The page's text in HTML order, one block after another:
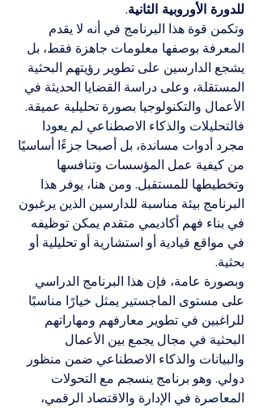
للدورة الأوروبية الثانية.
وتكمن قوة هذا البرنامج في أنه لا يقدم
المعرفة بوصفها معلومات جاهزة فقط، بل
يشجع الدارسين على تطوير رؤيتهم البحثية
المستقلة، وعلى دراسة القضايا الحديثة في
الأعمال والتكنولوجيا بصورة تحليلية عميقة.
فالتحليلات والذكاء الاصطناعي لم يعودا
مجرد أدوات مساندة، بل أصبحا جزءًا أساسيًا
من كيفية عمل المؤسسات وتنافسها
وتخطيطها للمستقبل. ومن هنا، يوفر هذا
البرنامج بيئة مناسبة للدارسين الذين يرغبون
في بناء فهم أكاديمي متقدم يمكن توظيفه
في مواقع قيادية أو استشارية أو تحليلية أو
بحثية.
وبصورة عامة، فإن هذا البرنامج الدراسي
على مستوى الماجستير يمثل خيارًا مناسبًا
للراغبين في تطوير معارفهم ومهاراتهم
البحثية في مجال يجمع بين الأعمال
والبيانات والذكاء الاصطناعي ضمن منظور
دولي. وهو برنامج ينسجم مع التحولات
المعاصرة في الإدارة والاقتصاد الرقمي،